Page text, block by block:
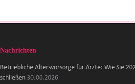
Nachrichten
Betriebliche Altersvorsorge für Ärzte: Wie Sie
schließen 30.06.2026